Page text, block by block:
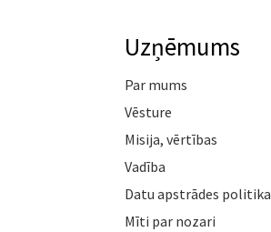
Uzņēmums
Par mums
Vēsture
Misija, vērtības
Vadība
Datu apstrādes politika
Mīti par nozari